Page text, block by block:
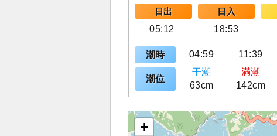
日出 日入
05:12
18:53
潮時 04:59 11:39
潮位
干潮 満潮
63cm
142cm
+